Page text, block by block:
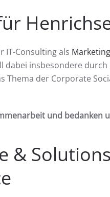
IT-Consulting als
insbesondere
Thema der Corporate
und bedanken
&